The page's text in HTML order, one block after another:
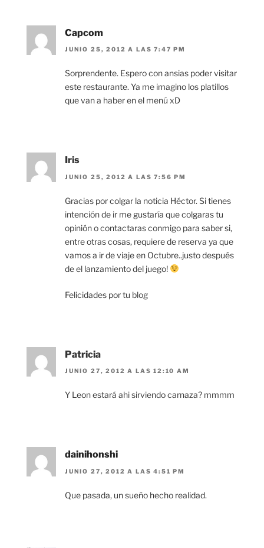
Capcom
JUNIO 25, 2012 A LAS 7:47 PM
Sorprendente. Espero con ansias poder visitar
este restaurante. Ya me imagino los platillos
que van a haber en el menú xD
Iris
JUNIO 25, 2012 A LAS 7:56 PM
Gracias por colgar la noticia Héctor. Si tienes
intención de ir me gustaría que colgaras tu
opinión o contactaras conmigo para saber si,
entre otras cosas, requiere de reserva ya que
vamos a ir de viaje en Octubre..justo después
de el lanzamiento del juego!
Felicidades por tu blog
Patricia
JUNIO 27, 2012 A LAS 12:10 AM
Y Leon estará ahi sirviendo carnaza? mmmm
dainihonshi
JUNIO 27, 2012 A LAS 4:51 PM
Que pasada, un sueño hecho realidad.